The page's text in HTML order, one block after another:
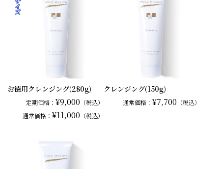
お徳用クレンジング(280g)
定期価格： ¥9,000 （税込）
通常価格： ¥11,000 （税込）
クレンジング(150g)
通常価格： ¥7,700 （税込）